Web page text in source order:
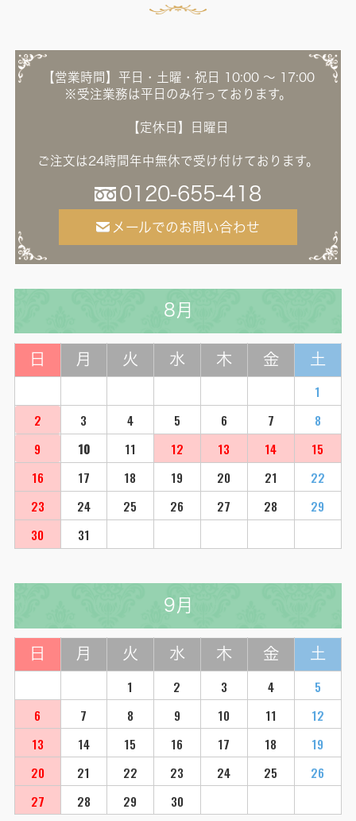
【営業時間】平日・土曜・祝日 10:00 ～ 17:00
※受注業務は平日のみ行っております。
【定休日】日曜日
ご注文は24時間年中無休で受け付けております。
0120-655-418
メールでのお問い合わせ
8月
日 月 火 水 木 金 土
1
2
3 4 5 6 7
8
9
10 11 12 13 14
15
16
17 18 19 20 21
22
23
24 25 26 27 28
29
30
31
9月
日 月 火 水 木 金 土
1 2 3 4
5
6
7 8 9 10 11
12
13
14 15 16 17 18
19
20
21 22 23 24 25
26
27
28 29 30